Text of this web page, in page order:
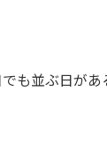
も並ぶ日があ